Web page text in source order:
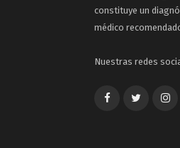
constituye un
médico
Nuestras redes
FacebookTwitter